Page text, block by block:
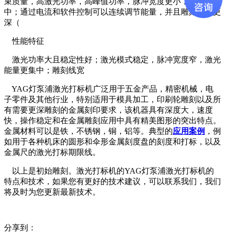
中；通过电流和软件控制可以连续调节能量，并且雕刻深度更
深（
性能特征
激光功率大且稳定性好；激光模式稳定，脉冲宽度窄，激光
能量更集中；雕刻线宽
YAG灯泵浦激光打标机广泛用于五金产品，精密机械，电
子零件及其他行业，特别适用于模具加工，印刷轮雕刻以及所
有需要更深雕刻的金属刻印要求，该机器具有深度大，速度
快，操作稳定和在金属雕刻应用中具有精美图形的突出特点。
金属材料可以是铁，不锈钢，铜，铝等。典型的应用案例 ，例
如用于各种机床的圆形和伞形金属刻度盘的刻度和打标，以及
金属尺的激光打标期限线。
以上是初始雕刻。激光打标机的YAG灯泵浦激光打标机的
特点和技术，如果您有更好的技术建议，可以联系我们，我们
将及时为您更新最新技术。
分享到：